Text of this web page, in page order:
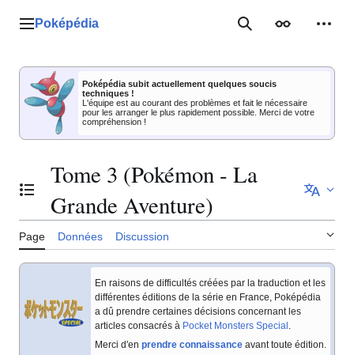
Menu principal
Poképédia RechercherApparence
Poképédia subit actuellement quelques soucis
techniques !
L'équipe est au courant des problèmes et fait le nécessaire
pour les arranger le plus rapidement possible. Merci de votre
compréhension !
Basculer la table des matières
Tome 3 (Pokémon - La
Grande Aventure)
Page Données Discussion
En raisons de difficultés créées par la traduction et les
différentes éditions de la série en France, Poképédia
a dû prendre certaines décisions concernant les
articles consacrés à Pocket Monsters Special.
Merci d'en prendre connaissance avant toute édition.